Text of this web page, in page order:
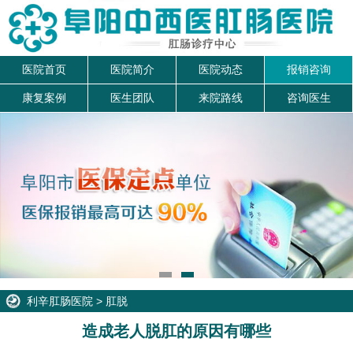
医院首页 医院简介 医院动态 报销咨询
康复案例 医生团队 来院路线 咨询医生
利辛肛肠医院 > 肛脱
造成老人脱肛的原因有哪些